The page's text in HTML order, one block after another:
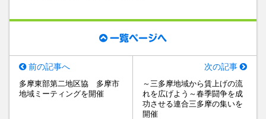
一覧ページへ
前の記事へ
多摩東部第二地区協 多摩市
地域ミーティングを開催
次の記事
～三多摩地域から賃上げの流
れを広げよう～春季闘争を成
功させる連合三多摩の集いを
開催